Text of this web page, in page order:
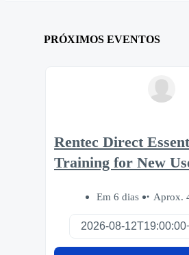
PRÓXIMOS EVENTOS
Rentec Direct
Training for New
Em 6 dias Aprox.